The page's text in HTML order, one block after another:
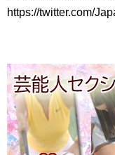
https://twitter.com/